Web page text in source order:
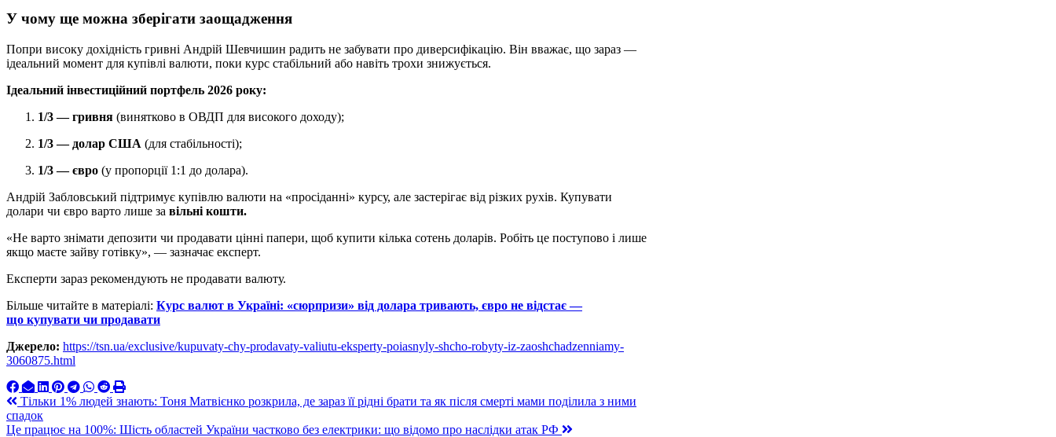
У чому ще можна зберігати заощадження
Попри високу дохідність гривні Андрій Шевчишин радить не забувати про диверсифікацію. Він вважає, що зараз —
ідеальний момент для купівлі валюти, поки курс стабільний або навіть трохи знижується.
Ідеальний інвестиційний портфель 2026 року:
1/3 — гривня (винятково в ОВДП для високого доходу);
1/3 — долар США (для стабільності);
1/3 — євро (у пропорції 1:1 до долара).
Андрій Забловський підтримує купівлю валюти на «просіданні» курсу, але застерігає від різких рухів. Купувати
долари чи євро варто лише за вільні кошти.
«Не варто знімати депозити чи продавати цінні папери, щоб купити кілька сотень доларів. Робіть це поступово і лише
якщо маєте зайву готівку», — зазначає експерт.
Експерти зараз рекомендують не продавати валюту.
Більше читайте в матеріалі: Курс валют в Україні: «сюрпризи» від долара тривають, євро не відстає —
що купувати чи продавати
Джерело: https://tsn.ua/exclusive/kupuvaty-chy-prodavaty-valiutu-eksperty-poiasnyly-shcho-robyty-iz-zaoshchadzenniamy-
3060875.html
Навигация
по
Тільки 1% людей знають: Тоня Матвієнко розкрила, де зараз її рідні брати та як після смерті мами поділила з ними
спадок
Це працює на 100%: Шість областей України частково без електрики: що відомо про наслідки атак РФ